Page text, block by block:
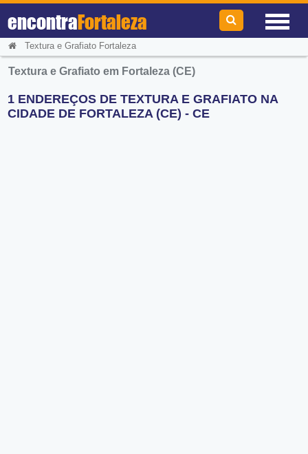
encontraFortaleza
Textura e Grafiato Fortaleza
Textura e Grafiato em Fortaleza (CE)
1 ENDEREÇOS DE TEXTURA E GRAFIATO NA
CIDADE DE FORTALEZA (CE) - CE